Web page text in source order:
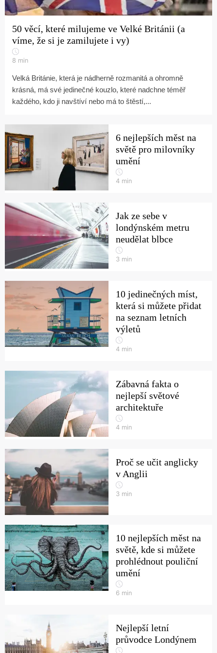
50 věcí, které milujeme ve Velké Británii (a
víme, že si je zamilujete i vy)
8 min
Velká Británie, která je nádherně rozmanitá a ohromně
krásná, má své jedinečné kouzlo, které nadchne téměř
každého, kdo ji navštíví nebo má to štěstí,...
6 nejlepších měst na
světě pro milovníky
umění
4 min
Jak ze sebe v
londýnském metru
neudělat blbce
3 min
10 jedinečných míst,
která si můžete přidat
na seznam letních
výletů
4 min
Zábavná fakta o
nejlepší světové
architektuře
4 min
Proč se učit anglicky
v Anglii
3 min
10 nejlepších měst na
světě, kde si můžete
prohlédnout pouliční
umění
6 min
Nejlepší letní
průvodce Londýnem